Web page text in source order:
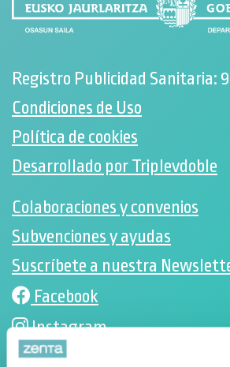
Registro Publicidad Sanitaria:
Condiciones de Uso
Política de cookies
Desarrollado por Triplevdoble
Colaboraciones y convenios
Subvenciones y ayudas
Suscríbete a nuestra
Facebook
Instagram